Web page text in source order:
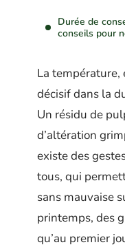
Durée de
conseils pour
La température,
décisif dans la
Un résidu de
d’altération
existe des
tous, qui
sans mauvaise
printemps, des
qu’au premier